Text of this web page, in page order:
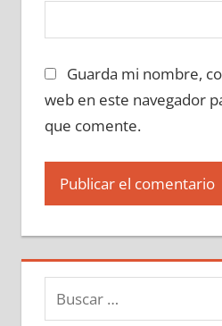
Guarda mi nombre,
web en este navegador
que comente.